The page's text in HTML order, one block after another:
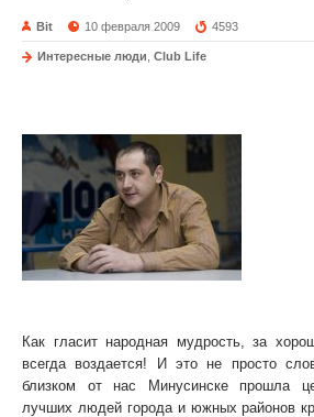
Bit 10 февраля 2009 4593
Интересные люди Club Life
Как гласит народная мудрость, за
всегда воздается! И это не просто
близком от нас Минусинске прошла
лучших людей города и южных районов